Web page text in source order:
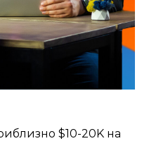
$10-20K на